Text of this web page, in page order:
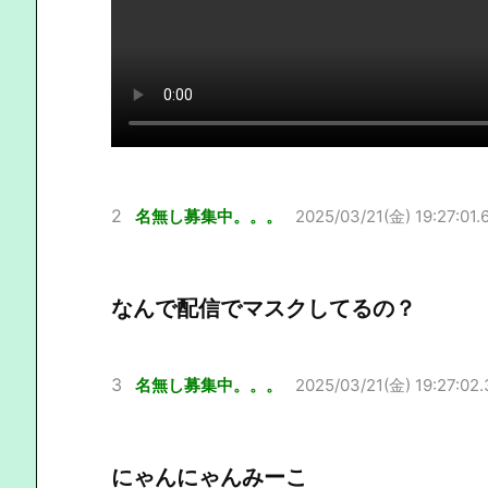
2 名無し募集中。。。 2025/03/21(金)
なんで配信でマスクしてるの？
3 名無し募集中。。。 2025/03/21(金)
にゃんにゃんみーこ